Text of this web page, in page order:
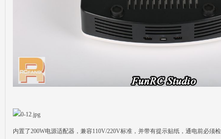
内置了200W电源适配器，兼容110V/220V标准，并带有提示贴纸，通电前必须